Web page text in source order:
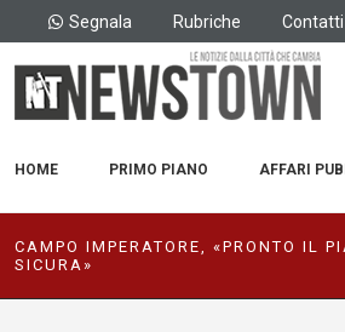
Segnala Rubriche Contatti
HOME PRIMO PIANO AFFARI
CAMPO IMPERATORE, «PRONTO IL
SICURA»